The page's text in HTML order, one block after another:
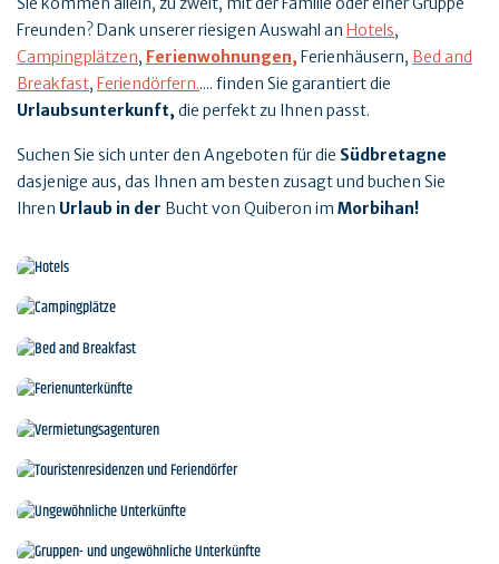
Freunden? Dank unserer riesigen Auswahl an Hotels,
Campingplätzen, Ferienwohnungen, Ferienhäusern, Bed and
Breakfast, Feriendörfern..... finden Sie garantiert die
Urlaubsunterkunft, die perfekt zu Ihnen passt.
Suchen Sie sich unter den Angeboten für die Südbretagne
dasjenige aus, das Ihnen am besten zusagt und buchen Sie
Ihren Urlaub in der Bucht von Quiberon im Morbihan!
Vermietungsagenturen
Touristenresidenzen und Feriendörfer
Ungewöhnliche Unterkünfte